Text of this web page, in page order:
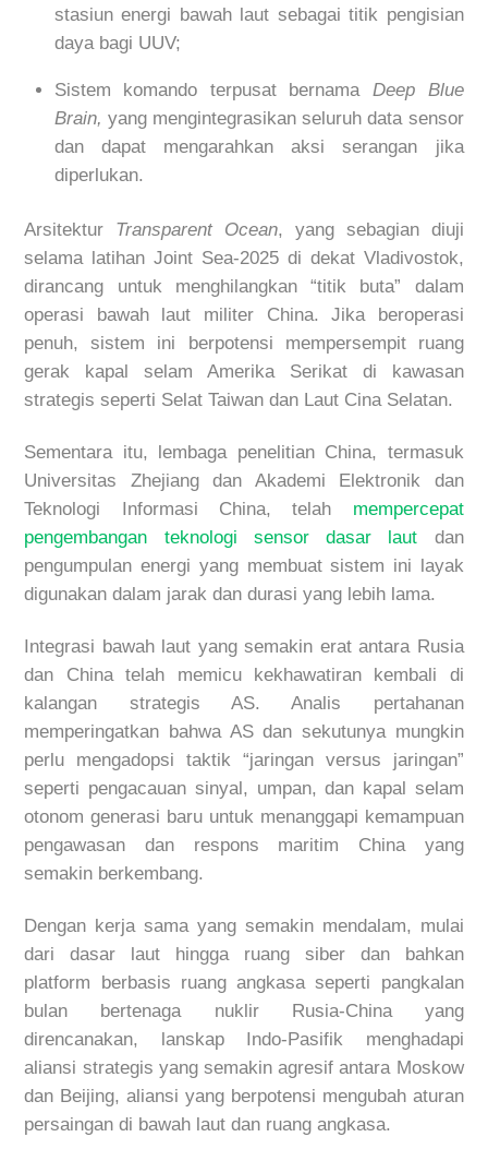
stasiun energi bawah laut sebagai titik pengisian
daya bagi UUV;
Sistem komando terpusat bernama Deep Blue
Brain, yang mengintegrasikan seluruh data sensor
dan dapat mengarahkan aksi serangan jika
diperlukan.
Arsitektur Transparent Ocean, yang sebagian diuji
selama latihan Joint Sea-2025 di dekat Vladivostok,
dirancang untuk menghilangkan “titik buta” dalam
operasi bawah laut militer China. Jika beroperasi
penuh, sistem ini berpotensi mempersempit ruang
gerak kapal selam Amerika Serikat di kawasan
strategis seperti Selat Taiwan dan Laut Cina Selatan.
Sementara itu, lembaga penelitian China, termasuk
Universitas Zhejiang dan Akademi Elektronik dan
Teknologi Informasi China, telah mempercepat
pengembangan teknologi sensor dasar laut dan
pengumpulan energi yang membuat sistem ini layak
digunakan dalam jarak dan durasi yang lebih lama.
Integrasi bawah laut yang semakin erat antara Rusia
dan China telah memicu kekhawatiran kembali di
kalangan strategis AS. Analis pertahanan
memperingatkan bahwa AS dan sekutunya mungkin
perlu mengadopsi taktik “jaringan versus jaringan”
seperti pengacauan sinyal, umpan, dan kapal selam
otonom generasi baru untuk menanggapi kemampuan
pengawasan dan respons maritim China yang
semakin berkembang.
Dengan kerja sama yang semakin mendalam, mulai
dari dasar laut hingga ruang siber dan bahkan
platform berbasis ruang angkasa seperti pangkalan
bulan bertenaga nuklir Rusia-China yang
direncanakan, lanskap Indo-Pasifik menghadapi
aliansi strategis yang semakin agresif antara Moskow
dan Beijing, aliansi yang berpotensi mengubah aturan
persaingan di bawah laut dan ruang angkasa.